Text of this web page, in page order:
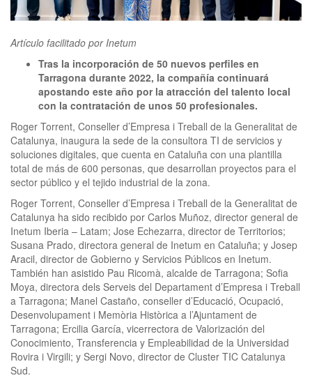
Artículo facilitado por Inetum
Tras la incorporación de 50 nuevos perfiles en
Tarragona durante 2022, la compañía continuará
apostando este año por la atracción del talento local
con la contratación de unos 50 profesionales.
Roger Torrent, Conseller d’Empresa i Treball de la Generalitat de
Catalunya, inaugura la sede de la consultora TI de servicios y
soluciones digitales, que cuenta en Cataluña con una plantilla
total de más de 600 personas, que desarrollan proyectos para el
sector público y el tejido industrial de la zona.
Roger Torrent, Conseller d’Empresa i Treball de la Generalitat de
Catalunya ha sido recibido por Carlos Muñoz, director general de
Inetum Iberia – Latam; Jose Echezarra, director de Territorios;
Susana Prado, directora general de Inetum en Cataluña; y Josep
Aracil, director de Gobierno y Servicios Públicos en Inetum.
También han asistido Pau Ricomà, alcalde de Tarragona; Sofia
Moya, directora dels Serveis del Departament d’Empresa i Treball
a Tarragona; Manel Castaño, conseller d’Educació, Ocupació,
Desenvolupament i Memòria Històrica a l’Ajuntament de
Tarragona; Ercilia García, vicerrectora de Valorización del
Conocimiento, Transferencia y Empleabilidad de la Universidad
Rovira i Virgili; y Sergi Novo, director de Cluster TIC Catalunya
Sud.